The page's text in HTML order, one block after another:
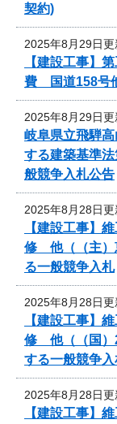
契約)
2025年8月29日更
【建設工事】
費 国道158号
2025年8月29日更
岐阜県立飛騨
する建築基準
般競争入札公告
2025年8月28日更
【建設工事】
修 他（（主）
る一般競争入札
2025年8月28日更
【建設工事】
修 他（（国
する一般競争入
2025年8月28日更
【建設工事】